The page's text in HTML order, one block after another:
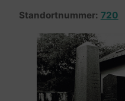
Standortnummer: 720